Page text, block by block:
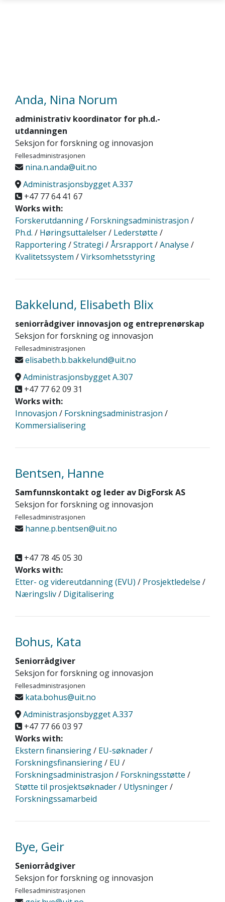
Anda, Nina Norum
administrativ koordinator for ph.d.-
utdanningen
Seksjon for forskning og innovasjon
Fellesadministrasjonen
nina.n.anda@uit.no
Administrasjonsbygget A.337
+47 77 64 41 67
Works with:
Forskerutdanning/ Forskningsadministrasjon /
Ph.d. / Høringsuttalelser/ Lederstøtte /
Rapportering/Strategi /Årsrapport/Analyse /
Kvalitetssystem /Virksomhetsstyring
Bakkelund, Elisabeth Blix
seniorrådgiver innovasjon og entreprenørskap
Seksjon for forskning og innovasjon
Fellesadministrasjonen
elisabeth.b.bakkelund@uit.no
Administrasjonsbygget A.307
+47 77 62 09 31
Works with:
Innovasjon / Forskningsadministrasjon /
Kommersialisering
Bentsen, Hanne
Samfunnskontakt og leder av DigForsk AS
Seksjon for forskning og innovasjon
Fellesadministrasjonen
hanne.p.bentsen@uit.no
+47 78 45 05 30
Works with:
Etter- og videreutdanning (EVU) / Prosjektledelse /
Næringsliv/ Digitalisering
Bohus, Kata
Seniorrådgiver
Seksjon for forskning og innovasjon
Fellesadministrasjonen
kata.bohus@uit.no
Administrasjonsbygget A.337
+47 77 66 03 97
Works with:
Ekstern finansiering/ EU-søknader/
Forskningsfinansiering/ EU /
Forskningsadministrasjon / Forskningsstøtte /
Støtte til prosjektsøknader/ Utlysninger/
Forskningssamarbeid
Bye, Geir
Seniorrådgiver
Seksjon for forskning og innovasjon
Fellesadministrasjonen